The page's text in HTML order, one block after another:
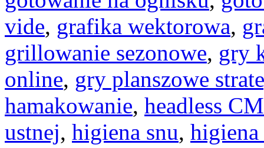
vide, grafika wektorowa,
grillowanie sezonowe, gry
online, gry planszowe
hamakowanie, headless
ustnej, higiena snu,